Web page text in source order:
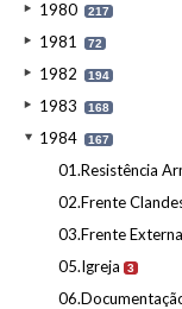
1980 217
1981 72
1982 194
1983 168
1984 167
01.Resistência
02.Frente
03.Frente Externa
05.Igreja 3